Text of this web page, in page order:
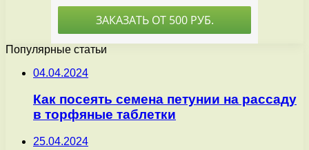
Популярные статьи
04.04.2024
Как посеять семена петунии на рассаду
в торфяные таблетки
25.04.2024